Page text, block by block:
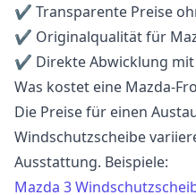
✔ Transparente Preise
✔ Originalqualität für
✔ Direkte Abwicklung
Was kostet eine Mazda-
Die Preise für einen
Windschutzscheibe
Ausstattung. Beispiele:
Mazda 3